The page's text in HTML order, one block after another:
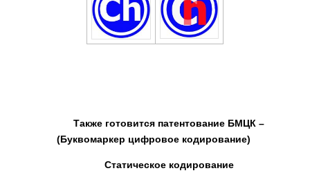
Также готовится патентование БМЦК –
(Буквомаркер цифровое кодирование)
Статическое кодирование